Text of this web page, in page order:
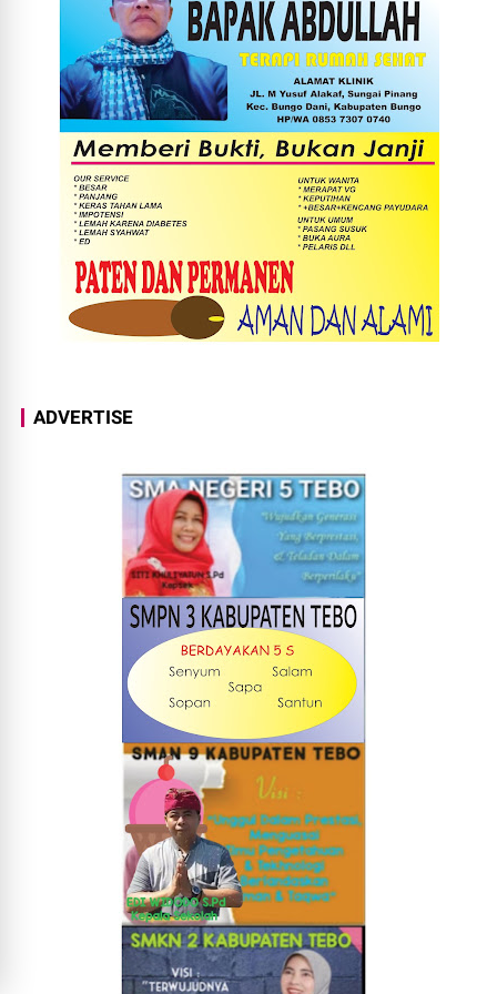
ADVERTISE